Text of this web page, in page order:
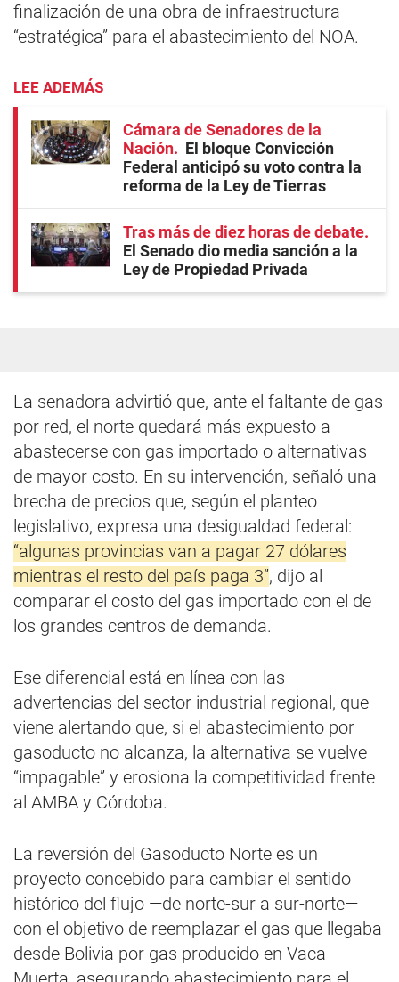
finalización de una obra de infraestructura
“estratégica” para el abastecimiento del NOA.
LEE ADEMÁS
Cámara de Senadores de la
Nación
El bloque Convicción
Federal anticipó su voto contra la
reforma de la Ley de Tierras
Tras más de diez horas de debate
El Senado dio media sanción a la
Ley de Propiedad Privada
La senadora advirtió que, ante el faltante de gas
por red, el norte quedará más expuesto a
abastecerse con gas importado o alternativas
de mayor costo. En su intervención, señaló una
brecha de precios que, según el planteo
legislativo, expresa una desigualdad federal:
“algunas provincias van a pagar 27 dólares
mientras el resto del país paga 3”, dijo al
comparar el costo del gas importado con el de
los grandes centros de demanda.
Ese diferencial está en línea con las
advertencias del sector industrial regional, que
viene alertando que, si el abastecimiento por
gasoducto no alcanza, la alternativa se vuelve
“impagable” y erosiona la competitividad frente
al AMBA y Córdoba.
La reversión del Gasoducto Norte es un
proyecto concebido para cambiar el sentido
histórico del flujo —de norte-sur a sur-norte—
con el objetivo de reemplazar el gas que llegaba
desde Bolivia por gas producido en Vaca